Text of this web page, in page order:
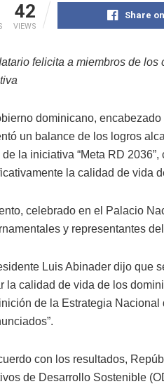
42
VIEWS
Share
felicita a miembros de
dominicano,
un balance de los logros
la iniciativa “Meta RD
la calidad de vida
celebrado en el Palacio
y representantes
Luis Abinader dijo que
la calidad de vida de los
de la Estrategia
con los resultados,
de Desarrollo Sostenible